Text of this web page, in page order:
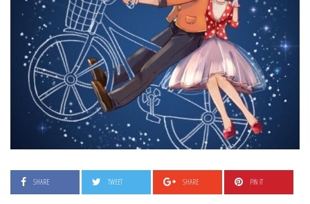
SHARE TWEET SHARE PIN IT